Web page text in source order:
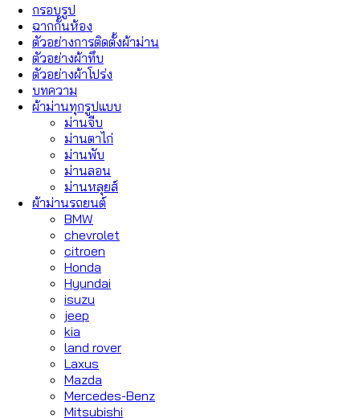
กรอบรูป
ฉากกั้นห้อง
ตัวอย่างการติดตั้งผ้าม่าน
ตัวอย่างผ้าทึบ
ตัวอย่างผ้าโปร่ง
บทความ
ผ้าม่านทุกรูปแบบ
ม่านจีบ
ม่านตาไก่
ม่านพับ
ม่านลอน
ม่านหลุยส์
ผ้าม่านรถยนต์
BMW
chevrolet
citroen
Honda
Hyundai
isuzu
jeep
kia
land rover
Laxus
Mazda
Mercedes-Benz
Mitsubishi